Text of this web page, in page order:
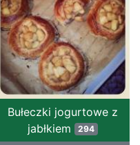
Bułeczki jogurtowe z
jabłkiem 294